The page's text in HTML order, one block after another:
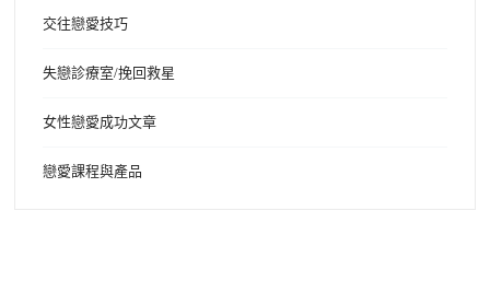
交往戀愛技巧
失戀診療室/挽回救星
女性戀愛成功文章
戀愛課程與產品